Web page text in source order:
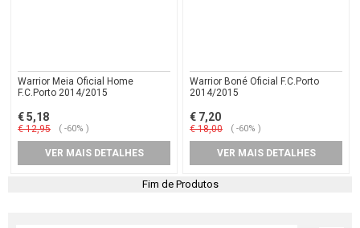
Warrior Meia Oficial Home
F.C.Porto 2014/2015
€ 5,18
€ 12,95 ( -60% )
VER MAIS DETALHES
Warrior Boné Oficial F.C.Porto
2014/2015
€ 7,20
€ 18,00 ( -60% )
VER MAIS DETALHES
Fim de Produtos